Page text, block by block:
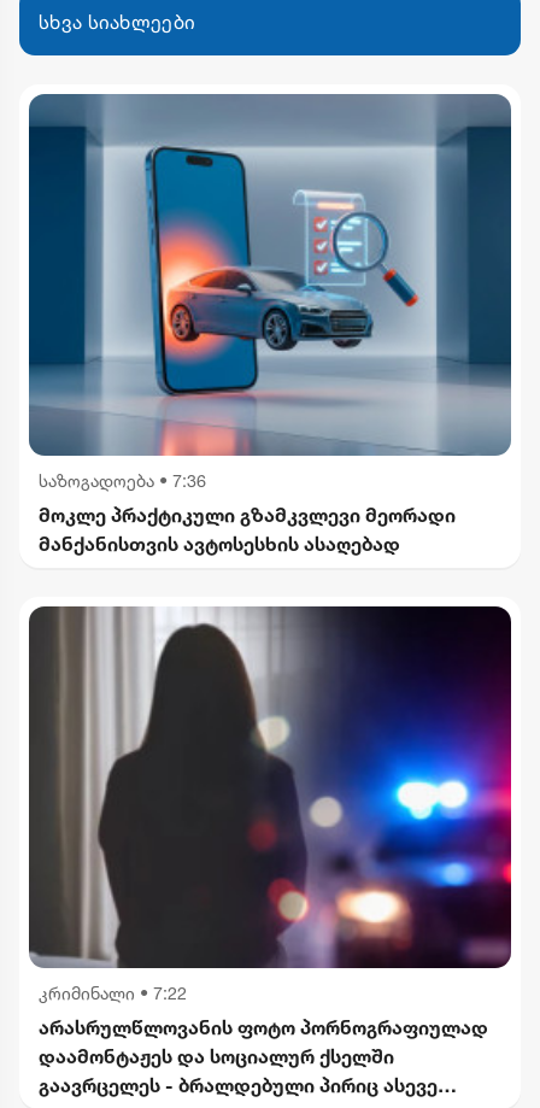
სხვა სიახლეები
საზოგადოება • 7:36
მოკლე პრაქტიკული გზამკვლევი მეორადი
მანქანისთვის ავტოსესხის ასაღებად
კრიმინალი • 7:22
არასრულწლოვანის ფოტო პორნოგრაფიულად
დაამონტაჟეს და სოციალურ ქსელში
გაავრცელეს - ბრალდებული პირიც ასევე